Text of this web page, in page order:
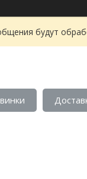
будут